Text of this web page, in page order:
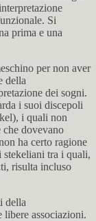
Si
prima e una
per non aver
della
dei sogni.
i suoi discepoli
i quali non
dovevano
ha certo ragione
stekeliani tra i quali,
risulta incluso
della
libere associazioni.